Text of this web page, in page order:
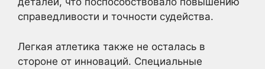
справедливости и точности судейства.
Легкая атлетика также не осталась в
стороне от инноваций. Специальные